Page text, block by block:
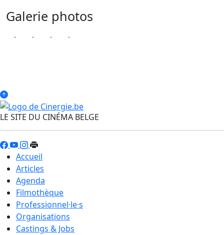
Galerie photos
LE SITE DU CINÉMA BELGE
Accueil
Articles
Agenda
Filmothèque
Professionnel·le·s
Organisations
Castings & Jobs